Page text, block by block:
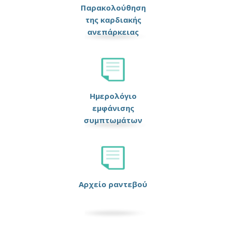
Παρακολούθηση
της καρδιακής
ανεπάρκειας
Ημερολόγιο
εμφάνισης
συμπτωμάτων
Αρχείο ραντεβού